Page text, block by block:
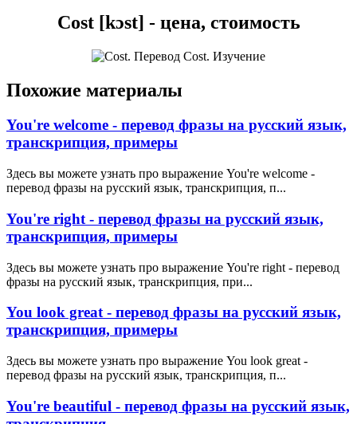
Cost [kɔst] - цена, стоимость
Похожие материалы
You're welcome - перевод фразы на русский язык,
транскрипция, примеры
Здесь вы можете узнать про выражение You're welcome -
перевод фразы на русский язык, транскрипция, п...
You're right - перевод фразы на русский язык,
транскрипция, примеры
Здесь вы можете узнать про выражение You're right - перевод
фразы на русский язык, транскрипция, при...
You look great - перевод фразы на русский язык,
транскрипция, примеры
Здесь вы можете узнать про выражение You look great -
перевод фразы на русский язык, транскрипция, п...
You're beautiful - перевод фразы на русский язык,